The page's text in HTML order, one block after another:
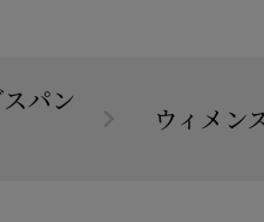
パン
ウィメン